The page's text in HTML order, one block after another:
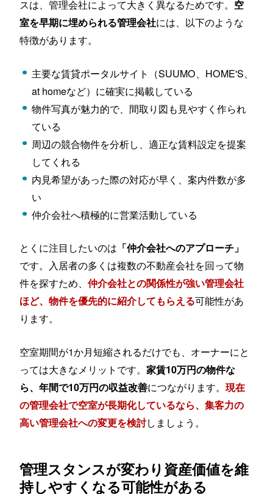
スは、管理会社によって大きく異なるためです。 空
室を早期に埋められる管理会社には、以下のような
特徴があります。
主要な賃貸ポータルサイト（SUUMO、HOME'S、
at homeなど）に確実に掲載している
物件写真が魅力的で、間取り図も見やすく作られ
ている
周辺の競合物件を分析し、適正な賃料設定を提案
してくれる
内見希望があった際の対応が早く、案内件数が多
い
仲介会社へ積極的に営業活動している
とくに注目したいのは 「仲介会社へのアプローチ」
です。入居者の多くは複数の不動産会社を回って物
件を探すため、仲介会社との関係性が強い管理会社
ほど、物件を優先的に紹介してもらえる可能性があ
ります。
空室期間が1か月短縮されるだけでも、オーナーにと
っては大きなメリットです。家賃10万円の物件な
ら、年間で10万円の収益改善につながります。現在
の管理会社で空室が長期化しているなら、集客力の
高い管理会社への変更を検討しましょう。
管理スタンスが変わり資産価値を維
持しやすくなる可能性がある